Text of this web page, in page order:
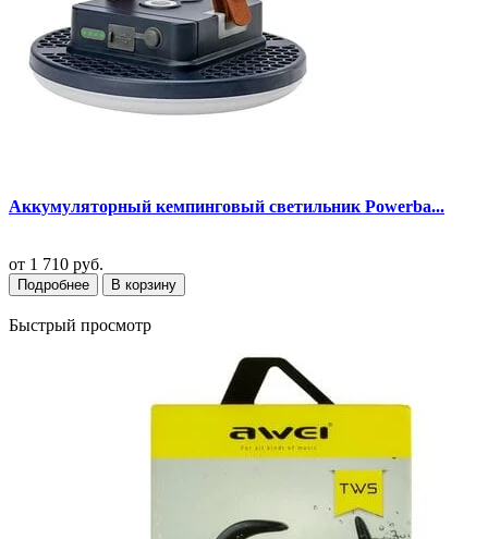
Аккумуляторный кемпинговый светильник Powerba...
от 1 710 руб.
Подробнее В корзину
Быстрый просмотр